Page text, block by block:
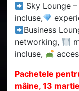
Sky Lounge
incluse,
Business
networking,
incluse,
Pachetele
mâine, 13